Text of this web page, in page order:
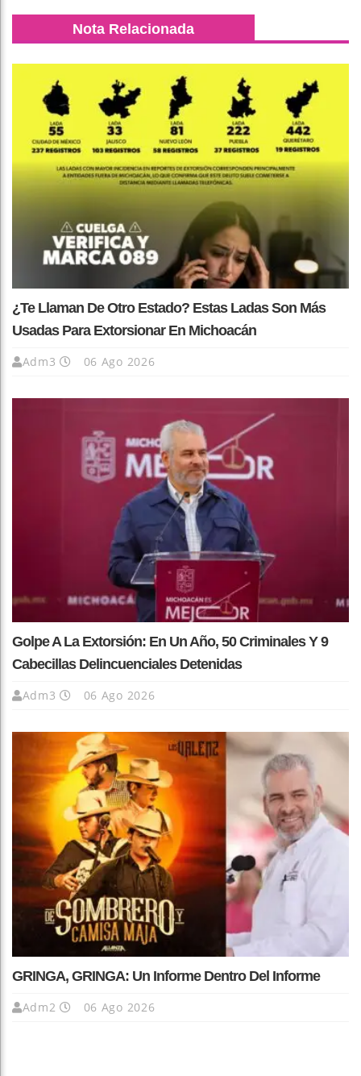
Nota Relacionada
¿Te Llaman De Otro Estado? Estas Ladas Son Más
Usadas Para Extorsionar En Michoacán
Adm3 06 Ago 2026
Golpe A La Extorsión: En Un Año, 50 Criminales Y 9
Cabecillas Delincuenciales Detenidas
Adm3 06 Ago 2026
GRINGA, GRINGA: Un Informe Dentro Del Informe
Adm2 06 Ago 2026